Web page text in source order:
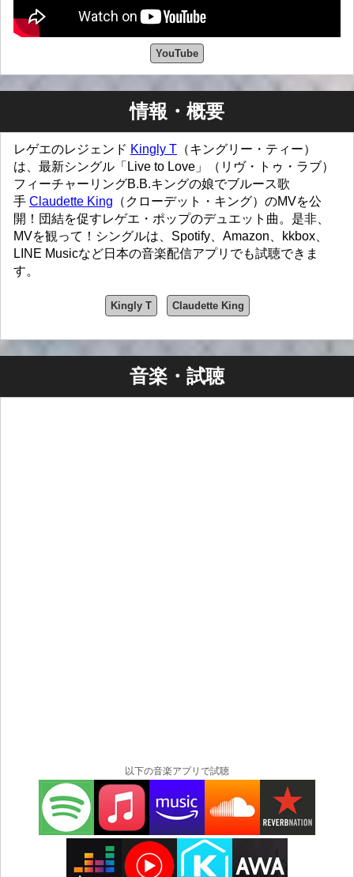
YouTube
情報・概要
レゲエのレジェンド Kingly T （キングリー・ティー）
は、最新シングル「Live to Love」（リヴ・トゥ・ラブ）
フィーチャーリングB.B.キングの娘でブルース歌
手 Claudette King （クローデット・キング）のMVを公
開！団結を促すレゲエ・ポップのデュエット曲。是非、
MVを観って！シングルは、Spotify、Amazon、kkbox、
LINE Musicなど日本の音楽配信アプリでも試聴できま
す。
Kingly T Claudette King
音楽・試聴
以下の音楽アプリで試聴